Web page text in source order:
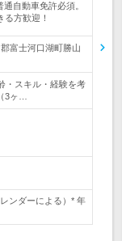
自動車免許必須。
方歓迎！
富士河口湖町勝山
・スキル・経験を考
3ヶ…
ンダーによる）* 年